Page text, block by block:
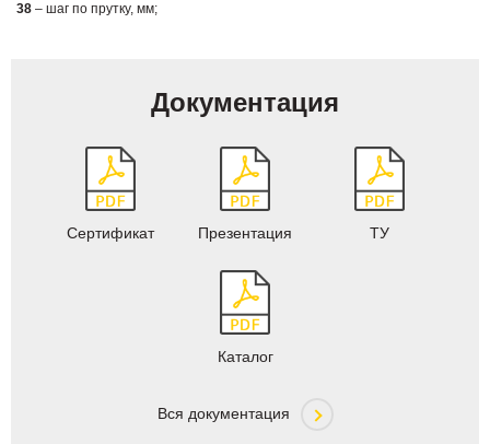
38 – шаг по прутку, мм;
Документация
Сертификат Презентация ТУ
Каталог
Вся документация